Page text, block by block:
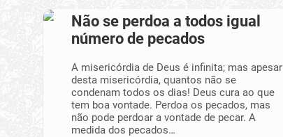
Não se perdoa a todos igual
número de pecados
A misericórdia de Deus é infinita; mas apesar
desta misericórdia, quantos não se
condenam todos os dias! Deus cura ao que
tem boa vontade. Perdoa os pecados, mas
não pode perdoar a vontade de pecar. A
medida dos pecados…